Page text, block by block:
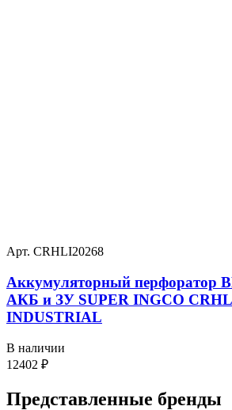
Арт. CRHLI20268
Аккумуляторный перфоратор
АКБ и ЗУ SUPER INGCO
INDUSTRIAL
В наличии
12402 ₽
Представленные бренды